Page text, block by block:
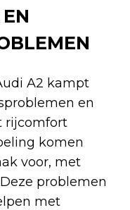
A2 kampt
en
rijcomfort
komen
voor, met
problemen
met